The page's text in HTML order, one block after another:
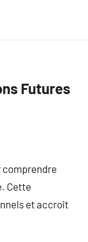
Futures
comprendre
Cette
et accroît